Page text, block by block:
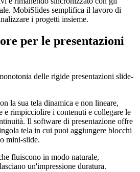
MobiSlides semplifica il lavoro di
i progetti insieme.
per le presentazioni
delle rigide presentazioni slide-
la sua tela dinamica e non lineare,
e rimpicciolire i contenuti e collegare le
Il software di presentazione offre
tela in cui puoi aggiungere blocchi
mini-slide.
fluiscono in modo naturale,
un'impressione duratura.